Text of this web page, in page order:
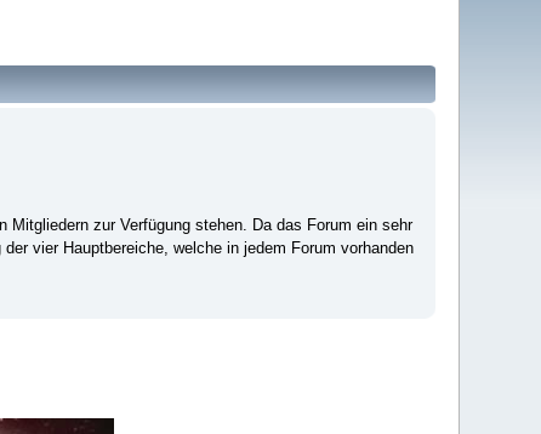
zur Verfügung stehen. Da das Forum ein sehr
vier Hauptbereiche, welche in jedem Forum vorhanden